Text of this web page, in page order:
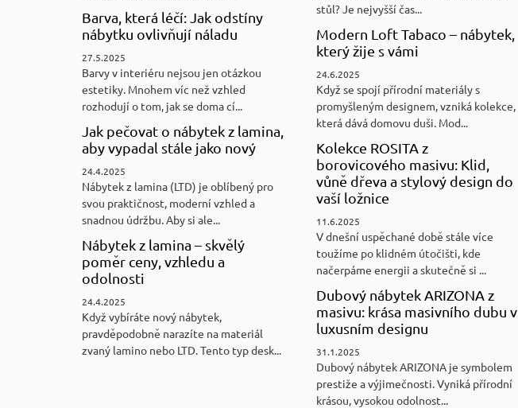
Barva, která léčí: Jak odstíny
nábytku ovlivňují náladu
27.5.2025
Barvy v interiéru nejsou jen otázkou
estetiky. Mnohem víc než vzhled
rozhodují o tom, jak se doma cí...
Jak pečovat o nábytek z lamina,
aby vypadal stále jako nový
24.4.2025
Nábytek z lamina (LTD) je oblíbený pro
svou praktičnost, moderní vzhled a
snadnou údržbu. Aby si ale...
Nábytek z lamina – skvělý
poměr ceny, vzhledu a
odolnosti
24.4.2025
Když vybíráte nový nábytek,
pravděpodobně narazíte na materiál
zvaný lamino nebo LTD. Tento typ desk...
stůl? Je nejvyšší čas...
Modern Loft Tabaco – nábytek,
který žije s vámi
24.6.2025
Když se spojí přírodní materiály s
promyšleným designem, vzniká kolekce,
která dává domovu duši. Mod...
Kolekce ROSITA z
borovicového masivu: Klid,
vůně dřeva a stylový design do
vaší ložnice
11.6.2025
V dnešní uspěchané době stále více
toužíme po klidném útočišti, kde
načerpáme energii a skutečně si ...
Dubový nábytek ARIZONA z
masivu: krása masivního dubu v
luxusním designu
31.1.2025
Dubový nábytek ARIZONA je symbolem
prestiže a výjimečnosti. Vyniká přírodní
krásou, vysokou odolnost...